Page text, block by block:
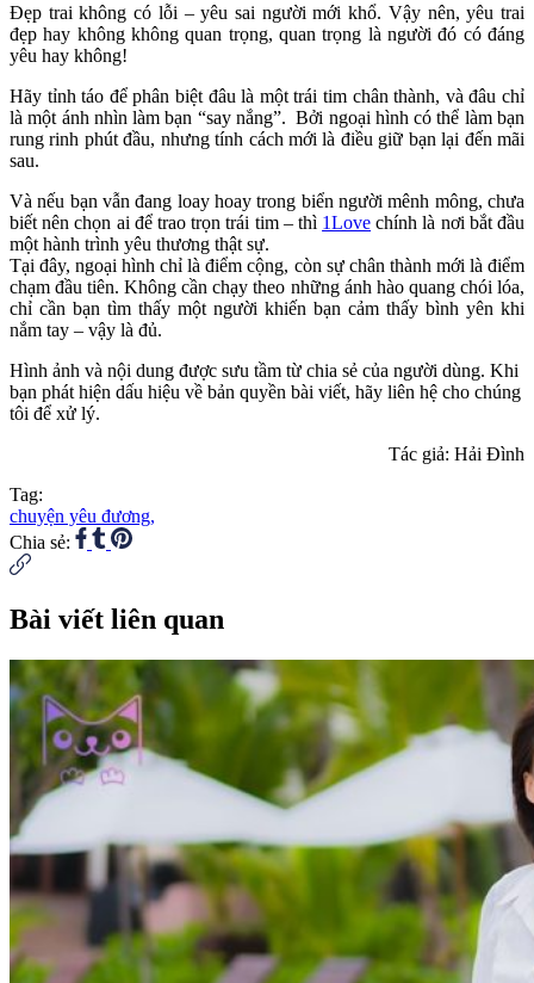
Đẹp trai không có lỗi – yêu sai người mới khổ. Vậy nên, yêu trai
đẹp hay không không quan trọng, quan trọng là người đó có đáng
yêu hay không!
Hãy tỉnh táo để phân biệt đâu là một trái tim chân thành, và đâu chỉ
là một ánh nhìn làm bạn “say nắng”. Bởi ngoại hình có thể làm bạn
rung rinh phút đầu, nhưng tính cách mới là điều giữ bạn lại đến mãi
sau.
Và nếu bạn vẫn đang loay hoay trong biển người mênh mông, chưa
biết nên chọn ai để trao trọn trái tim – thì 1Love chính là nơi bắt đầu
một hành trình yêu thương thật sự.
Tại đây, ngoại hình chỉ là điểm cộng, còn sự chân thành mới là điểm
chạm đầu tiên. Không cần chạy theo những ánh hào quang chói lóa,
chỉ cần bạn tìm thấy một người khiến bạn cảm thấy bình yên khi
nắm tay – vậy là đủ.
Hình ảnh và nội dung được sưu tầm từ chia sẻ của người dùng. Khi
bạn phát hiện dấu hiệu về bản quyền bài viết, hãy liên hệ cho chúng
tôi để xử lý.
Tác giả: Hải Đình
Tag:
chuyện yêu đương,
Chia sẻ:
Bài viết liên quan